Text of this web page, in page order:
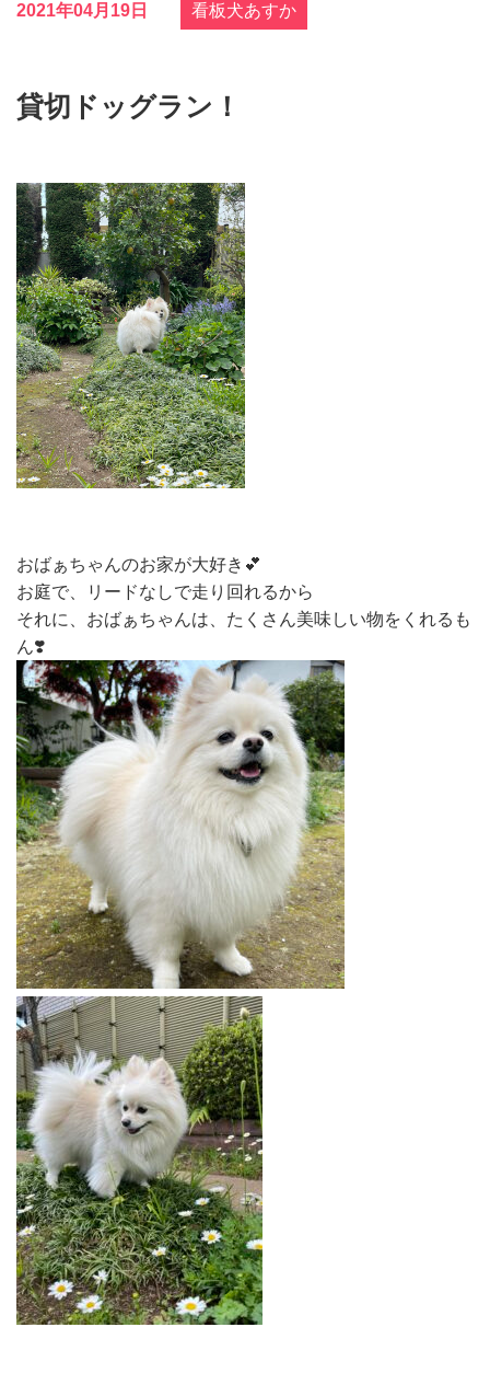
2021年04月19日 看板犬あすか
貸切ドッグラン！
おばぁちゃんのお家が大好き💕
お庭で、リードなしで走り回れるから
それに、おばぁちゃんは、たくさん美味しい物をくれるも
ん❣️